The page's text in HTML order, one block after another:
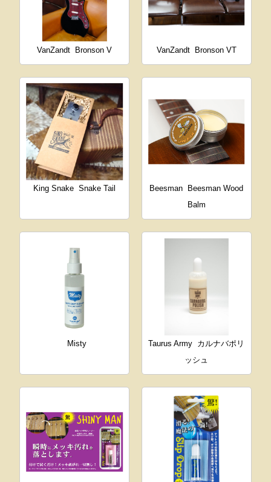
VanZandt Bronson V VanZandt Bronson VT
King Snake Snake Tail Beesman
Beesman Wood
Balm
Misty Taurus Army カルナバポリ
ッシュ